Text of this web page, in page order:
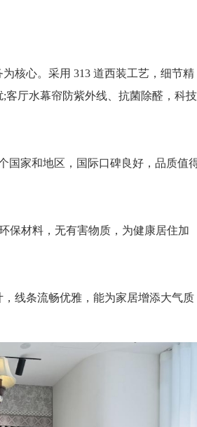
核心。采用 313 道西装工艺，细节精
厅水幕帘防紫外线、抗菌除醛，科技
家和地区，国际口碑良好，品质值
材料，无有害物质，为健康居住加
线条流畅优雅，能为家居增添大气质